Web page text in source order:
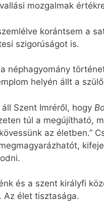
mozgalmak
korántsem a
szigorúságot is.
néphagyomány
helyén állt a
Szent Imréről, hogy
túl a megújítható,
az életben.”
és a szent királyfi
Az élet tisztasága.